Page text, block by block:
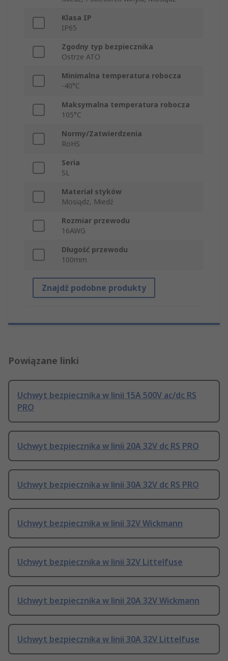
Klasa IP
IP65
Zgodny typ bezpiecznika
Ostrze ATO
Minimalna temperatura robocza
-40°C
Maksymalna temperatura robocza
105°C
Normy/Zatwierdzenia
RoHS
Seria
SL
Materiał styków
Mosiądz, Miedź
Rozmiar przewodu
16AWG
Długość przewodu
100mm
Znajdź podobne produkty
Powiązane linki
Uchwyt bezpiecznika w linii 15A 500V ac/dc RS
PRO
Uchwyt bezpiecznika w linii 20A 32V dc RS PRO
Uchwyt bezpiecznika w linii 30A 32V dc RS PRO
Uchwyt bezpiecznika w linii 32V Wickmann
Uchwyt bezpiecznika w linii 32V Littelfuse
Uchwyt bezpiecznika w linii 20A 32V Wickmann
Uchwyt bezpiecznika w linii 30A 32V Littelfuse